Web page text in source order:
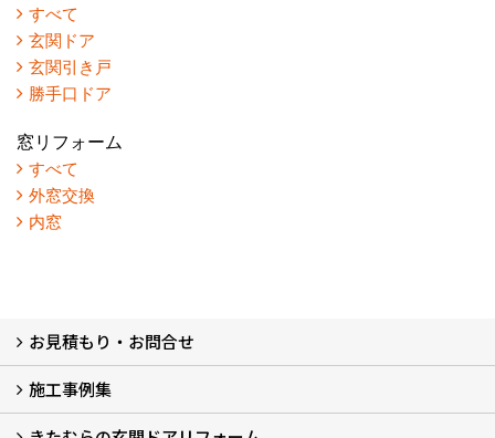
すべて
玄関ドア
玄関引き戸
勝手口ドア
窓リフォーム
すべて
外窓交換
内窓
お見積もり・お問合せ
LINEで概算見積もり
チャットで質問
問い合わせフォームから
オンライン相談
電話で相談
無料現地調査をご希望の方
施工事例集